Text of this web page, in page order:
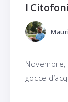
I Citofoni
gocce